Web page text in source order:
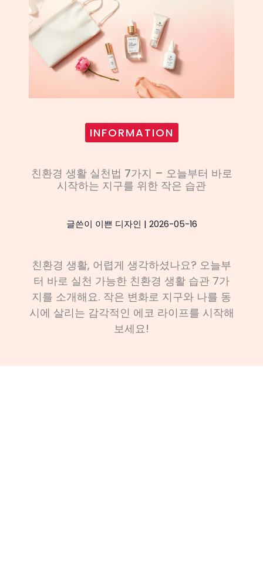
INFORMATION
친환경 생활 실천법 7가지 – 오늘부터 바로
시작하는 지구를 위한 작은 습관
글쓴이 이쁜 디자인 | 2026-05-16
친환경 생활, 어렵게 생각하셨나요? 오늘부
터 바로 실천 가능한 친환경 생활 습관 7가
지를 소개해요. 작은 변화로 지구와 나를 동
시에 살리는 감각적인 에코 라이프를 시작해
보세요!